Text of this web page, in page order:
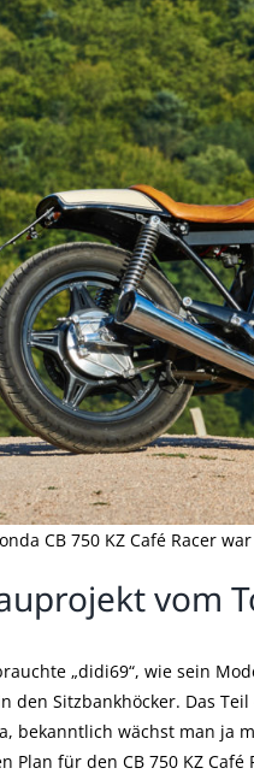
CB 750 KZ Café Racer
vom
„didi69“, wie sein
den Sitzbankhöcker. Das
bekanntlich wächst man ja
Plan für den CB 750 KZ